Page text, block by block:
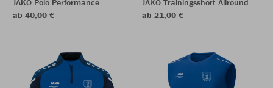
JAKO Polo Performance
ab 40,00 €
JAKO Trainingsshort Allround
ab 21,00 €